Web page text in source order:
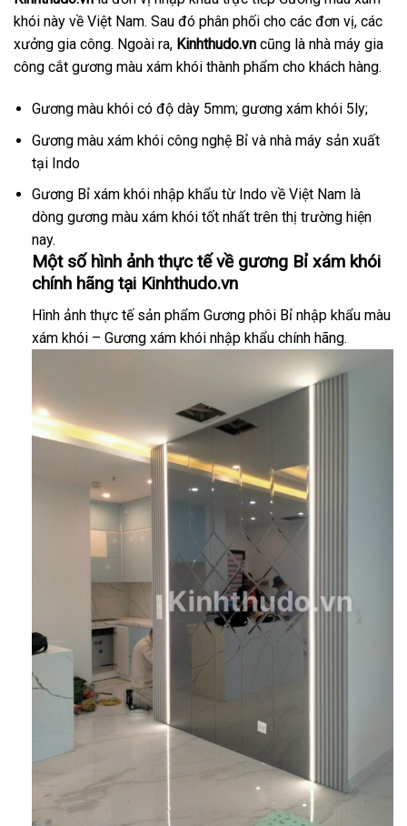
khói này về Việt Nam. Sau đó phân phối cho các đơn vị, các
xưởng gia công. Ngoài ra, Kinhthudo.vn cũng là nhà máy gia
công cắt gương màu xám khói thành phẩm cho khách hàng.
Gương màu khói có độ dày 5mm; gương xám khói 5ly;
Gương màu xám khói công nghệ Bỉ và nhà máy sản xuất
tại Indo
Gương Bỉ xám khói nhập khẩu từ Indo về Việt Nam là
dòng gương màu xám khói tốt nhất trên thị trường hiện
nay.
Một số hình ảnh thực tế về gương Bỉ xám khói
chính hãng tại Kinhthudo.vn
Hình ảnh thực tế sản phẩm Gương phôi Bỉ nhập khẩu màu
xám khói – Gương xám khói nhập khẩu chính hãng.